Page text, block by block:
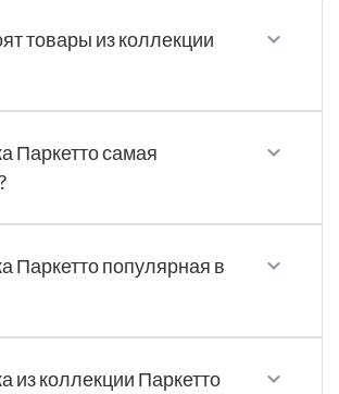
товары из коллекции
Паркетто самая
Паркетто популярная в
из коллекции Паркетто